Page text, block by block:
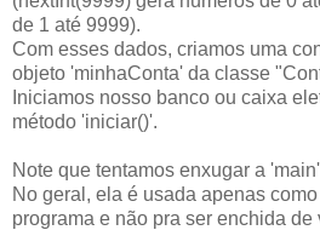
de 1 até 9999).
Com esses dados, criamos uma
objeto 'minhaConta' da classe
Iniciamos nosso banco ou caixa
método 'iniciar()'.
Note que tentamos enxugar a
No geral, ela é usada apenas
programa e não pra ser enchida